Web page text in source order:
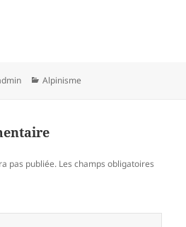
Catégories
Alpinisme
pas publiée. Les champs obligatoires